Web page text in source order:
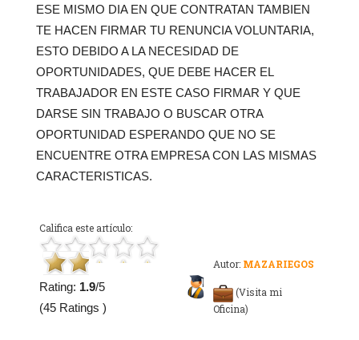
ESE MISMO DIA EN QUE CONTRATAN TAMBIEN
TE HACEN FIRMAR TU RENUNCIA VOLUNTARIA,
ESTO DEBIDO A LA NECESIDAD DE
OPORTUNIDADES, QUE DEBE HACER EL
TRABAJADOR EN ESTE CASO FIRMAR Y QUE
DARSE SIN TRABAJO O BUSCAR OTRA
OPORTUNIDAD ESPERANDO QUE NO SE
ENCUENTRE OTRA EMPRESA CON LAS MISMAS
CARACTERISTICAS.
Califica este artículo:
Rating: 1.9/5
(45 Ratings )
Autor: MAZARIEGOS
(Visita mi
Oficina)